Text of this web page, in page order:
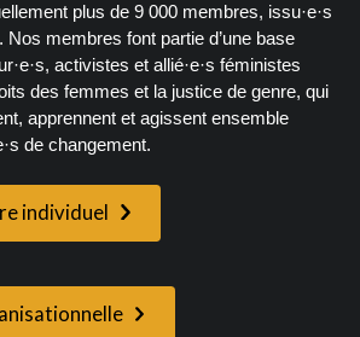
plus de 9 000 membres, issu·e·s
membres font partie d’une base
activistes et allié·e·s féministes
des femmes et la justice de genre, qui
apprennent et agissent ensemble
de changement.
individuel